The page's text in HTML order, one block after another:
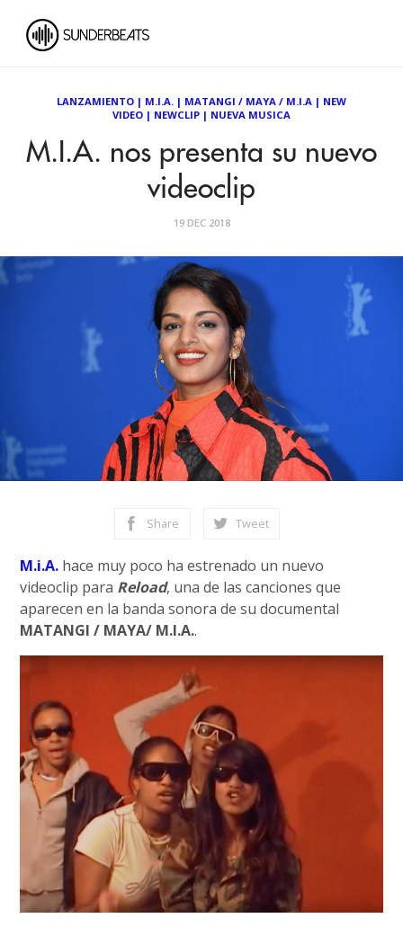
LANZAMIENTO | M.I.A. | MATANGI / MAYA / M.I.A | NEW
VIDEO | NEWCLIP | NUEVA MUSICA
M.I.A. nos presenta su nuevo
videoclip
19 DEC 2018
Share Tweet
M.i.A. hace muy poco ha estrenado un nuevo
videoclip para Reload, una de las canciones que
aparecen en la banda sonora de su documental
MATANGI / MAYA/ M.I.A..